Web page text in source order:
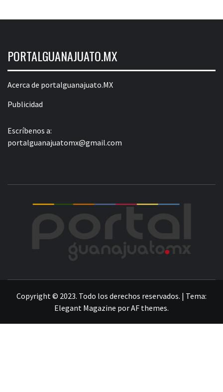
PORTALGUANAJUATO.MX
Acerca de portalguanajuato.MX
Publicidad
Escríbenos a:
portalguanajuatomx@gmail.com
Copyright © 2023. Todo los derechos reservados. | Tema:
Elegant Magazine porAF themes.